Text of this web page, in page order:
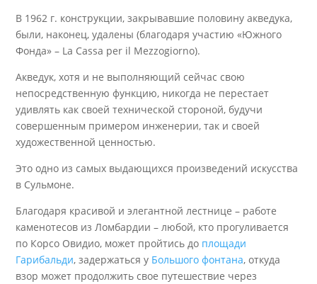
В 1962 г. конструкции, закрывавшие половину акведука,
были, наконец, удалены (благодаря участию «Южного
Фонда» – La Cassa per il Mezzogiorno).
Акведук, хотя и не выполняющий сейчас свою
непосредственную функцию, никогда не перестает
удивлять как своей технической стороной, будучи
совершенным примером инженерии, так и своей
художественной ценностью.
Это одно из самых выдающихся произведений искусства
в Сульмоне.
Благодаря красивой и элегантной лестнице – работе
каменотесов из Ломбардии – любой, кто прогуливается
по Корсо Овидио, может пройтись до площади
Гарибальди, задержаться у Большого фонтана, откуда
взор может продолжить свое путешествие через